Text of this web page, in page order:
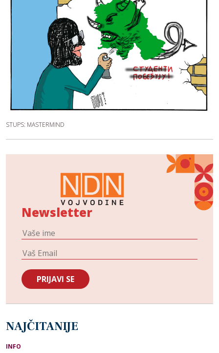
STUPS: MASTERMIND
Newsletter
NAJČITANIJE
INFO